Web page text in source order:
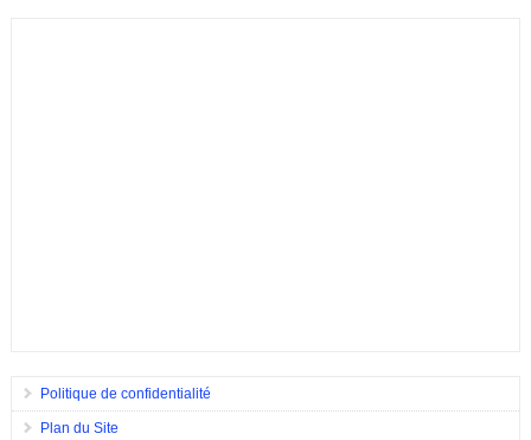
Politique de confidentialité
Plan du Site